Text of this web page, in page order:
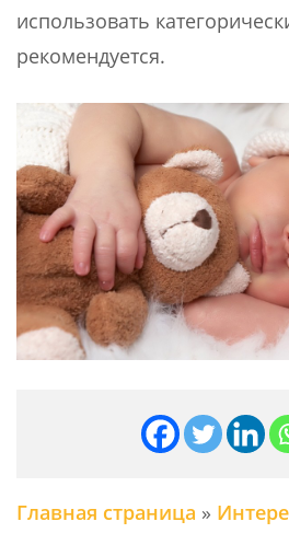
использовать
рекомендуется.
Главная страница »